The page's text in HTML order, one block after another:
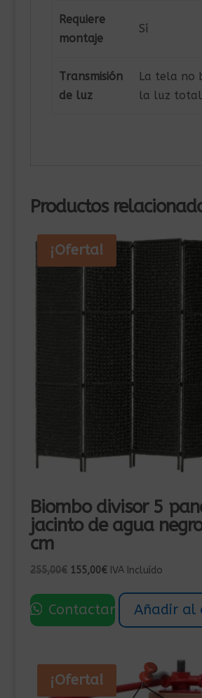
Requiere
montaje
Sí
Transmisión
de luz
La tela no
la luz
Productos
¡Oferta!
Biombo divisor 5
jacinto de agua
cm
255,00€ El
original
era:
155,00€El
actual
es:
IVA Incluído
Contactar Añadir al
¡Oferta!